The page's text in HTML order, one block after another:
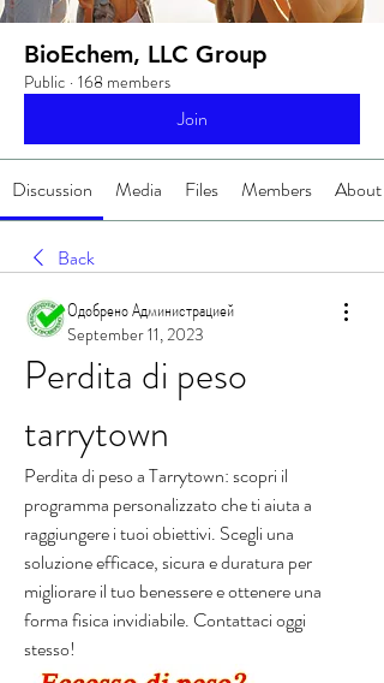
BioEchem, LLC Group
Public · 168 members
Join
Discussion Media Files Members About
Back
Одобрено Администрацией
September 11, 2023
Perdita di peso
tarrytown
Perdita di peso a Tarrytown: scopri il
programma personalizzato che ti aiuta a
raggiungere i tuoi obiettivi. Scegli una
soluzione efficace, sicura e duratura per
migliorare il tuo benessere e ottenere una
forma fisica invidiabile. Contattaci oggi
stesso!